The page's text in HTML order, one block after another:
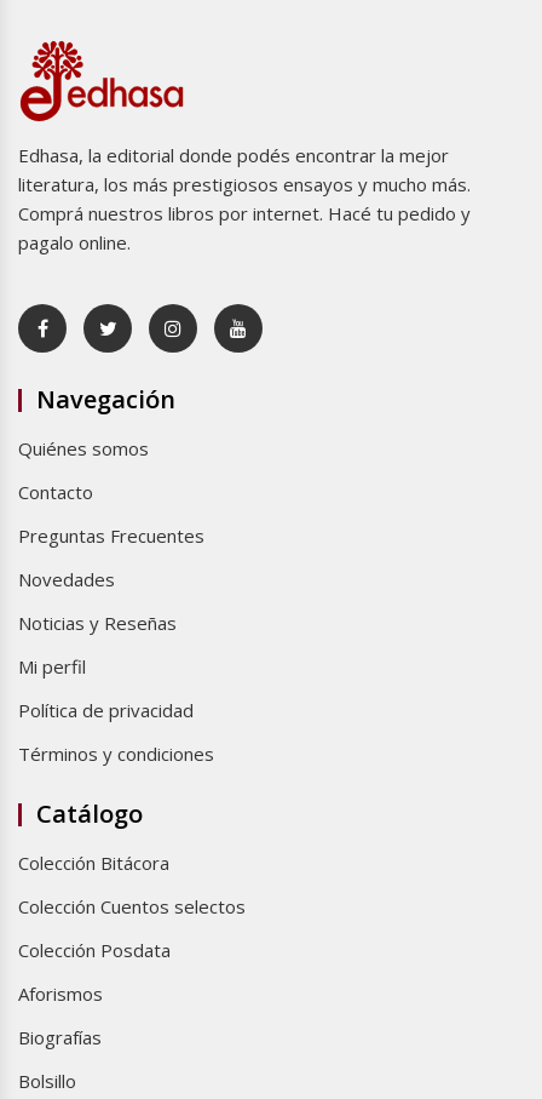
Edhasa, la editorial donde podés encontrar la mejor
literatura, los más prestigiosos ensayos y mucho más.
Comprá nuestros libros por internet. Hacé tu pedido y
pagalo online.
Navegación
Quiénes somos
Contacto
Preguntas Frecuentes
Novedades
Noticias y Reseñas
Mi perfil
Política de privacidad
Términos y condiciones
Catálogo
Colección Bitácora
Colección Cuentos selectos
Colección Posdata
Aforismos
Biografías
Bolsillo